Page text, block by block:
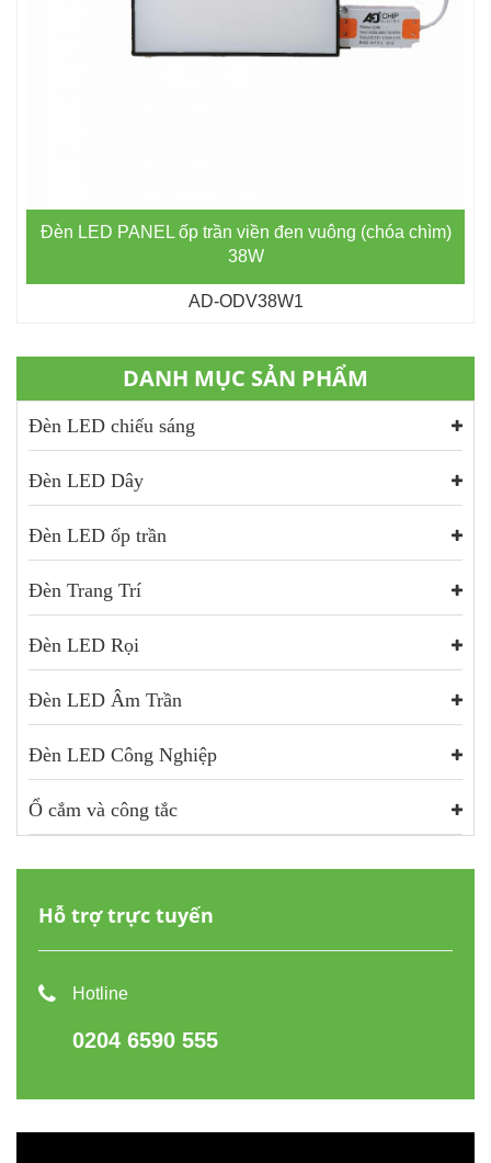
Đèn LED PANEL ốp trần viền đen vuông (chóa chìm)
38W
AD-ODV38W1
DANH MỤC SẢN PHẨM
Đèn LED chiếu sáng
Đèn LED Dây
Đèn LED ốp trần
Đèn Trang Trí
Đèn LED Rọi
Đèn LED Âm Trần
Đèn LED Công Nghiệp
Ổ cắm và công tắc
Hỗ trợ trực tuyến
Hotline
0204 6590 555